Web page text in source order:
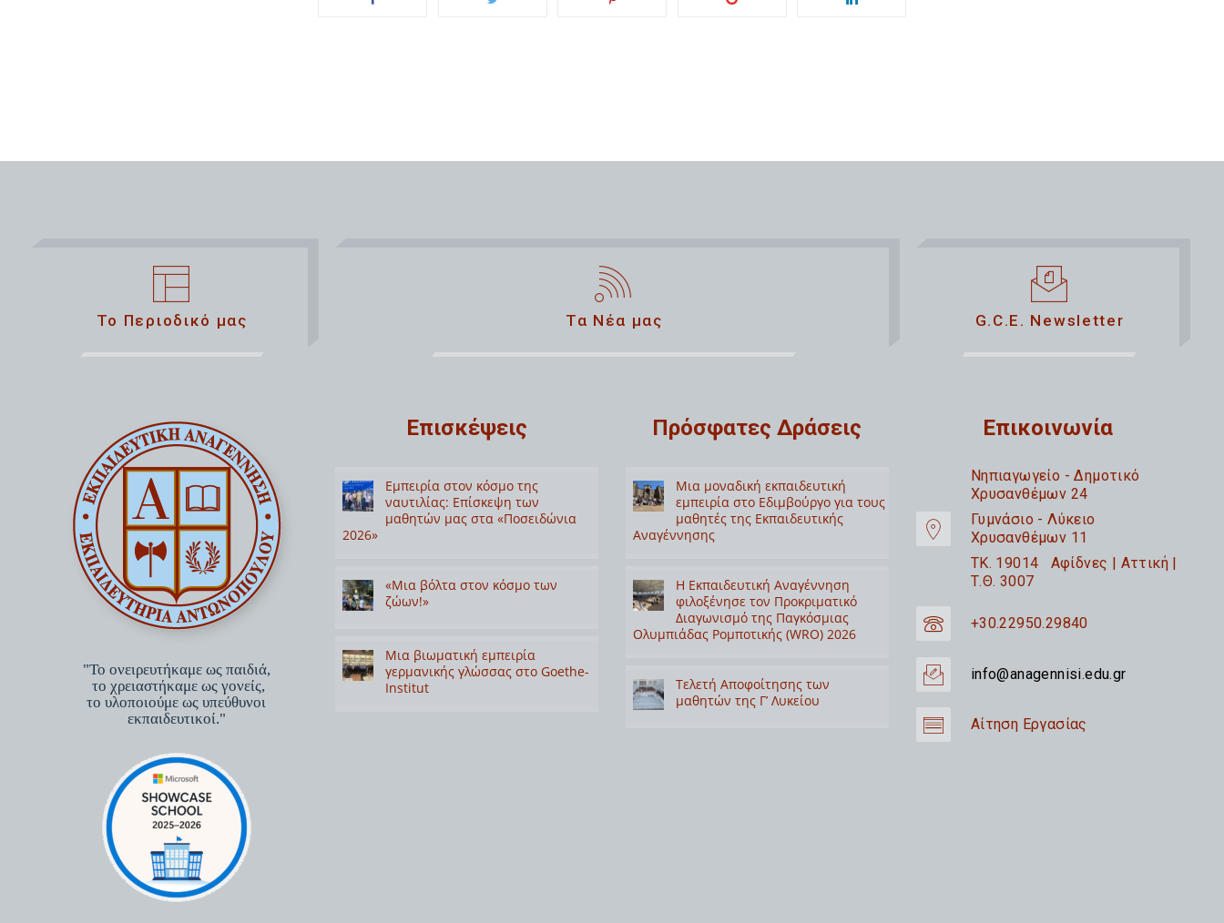
Το Περιοδικό μας Τα Νέα μας G.C.E. Newsletter
"Το ονειρευτήκαμε ως παιδιά,
το χρειαστήκαμε ως γονείς,
το υλοποιούμε ως υπεύθυνοι
εκπαιδευτικοί."
Επισκέψεις
Εμπειρία στον κόσμο της
ναυτιλίας: Επίσκεψη των
μαθητών μας στα «Ποσειδώνια
2026»
«Μια βόλτα στον κόσμο των
ζώων!»
Μια βιωματική εμπειρία
γερμανικής γλώσσας στο Goethe-
Institut
Πρόσφατες Δράσεις
Μια μοναδική εκπαιδευτική
εμπειρία στο Εδιμβούργο για τους
μαθητές της Εκπαιδευτικής
Αναγέννησης
Η Εκπαιδευτική Αναγέννηση
φιλοξένησε τον Προκριματικό
Διαγωνισμό της Παγκόσμιας
Ολυμπιάδας Ρομποτικής (WRO) 2026
Τελετή Αποφοίτησης των
μαθητών της Γ’ Λυκείου
Επικοινωνία
Nηπιαγωγείο - Δημοτικό
Χρυσανθέμων 24
Γυμνάσιο - Λύκειο
Χρυσανθέμων 11
TK. 19014 Αφίδνες | Αττική |
Τ.Θ. 3007
+30.22950.29840
info@anagennisi.edu.gr
Αίτηση Εργασίας